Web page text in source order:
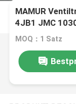
MAMUR
4JB1 JMC
MOQ：1 Satz